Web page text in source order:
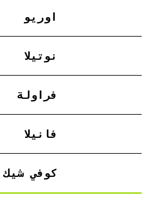
كوفي شيك
فانيلا
فراولة
نوتيلا
اوريو